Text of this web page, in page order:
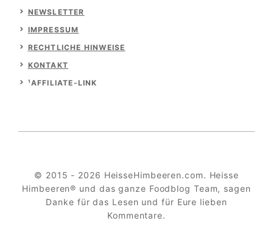
NEWSLETTER
IMPRESSUM
RECHTLICHE HINWEISE
KONTAKT
¹AFFILIATE-LINK
© 2015 - 2026 HeisseHimbeeren.com. Heisse
Himbeeren® und das ganze Foodblog Team, sagen
Danke für das Lesen und für Eure lieben
Kommentare.